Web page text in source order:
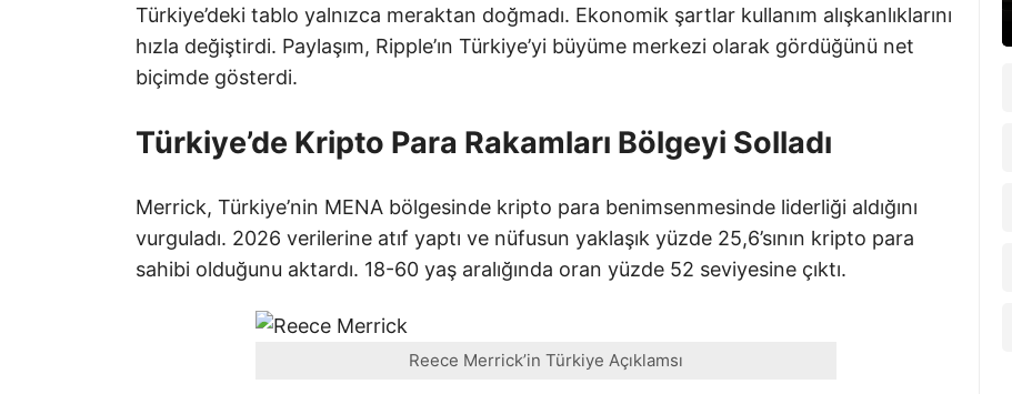
Türkiye’deki tablo yalnızca meraktan doğmadı. Ekonomik şartlar kullanım alışkanlıklarını
hızla değiştirdi. Paylaşım, Ripple’ın Türkiye’yi büyüme merkezi olarak gördüğünü net
biçimde gösterdi.
Türkiye’de Kripto Para Rakamları Bölgeyi Solladı
Merrick, Türkiye’nin MENA bölgesinde kripto para benimsenmesinde liderliği aldığını
vurguladı. 2026 verilerine atıf yaptı ve nüfusun yaklaşık yüzde 25,6’sının kripto para
sahibi olduğunu aktardı. 18-60 yaş aralığında oran yüzde 52 seviyesine çıktı.
Reece Merrick’in Türkiye Açıklamsı